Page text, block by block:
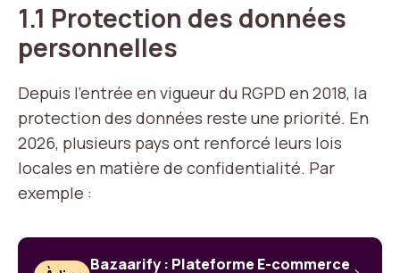
1.1 Protection des données
personnelles
Depuis l’entrée en vigueur du RGPD en 2018, la
protection des données reste une priorité. En
2026, plusieurs pays ont renforcé leurs lois
locales en matière de confidentialité. Par
exemple :
Bazaarify : Plateforme E-commerce